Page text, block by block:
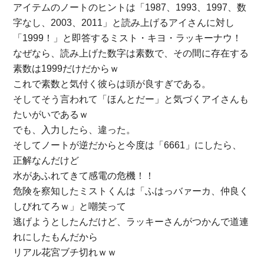
アイテムのノートのヒントは「1987、1993、1997、数
字なし、2003、2011」と読み上げるアイさんに対し
「1999！」と即答するミスト・キヨ・ラッキーナウ！
なぜなら、読み上げた数字は素数で、その間に存在する
素数は1999だけだからｗ
これで素数と気付く彼らは頭が良すぎである。
そしてそう言われて「ほんとだー」と気づくアイさんも
たいがいであるｗ
でも、入力したら、違った。
そしてノートが逆だからと今度は「6661」にしたら、
正解なんだけど
水があふれてきて感電の危機！！
危険を察知したミストくんは「ふはっバァーカ、仲良く
しびれてろｗ」と嘲笑って
逃げようとしたんだけど、ラッキーさんがつかんで道連
れにしたもんだから
リアル花宮ブチ切れｗｗ